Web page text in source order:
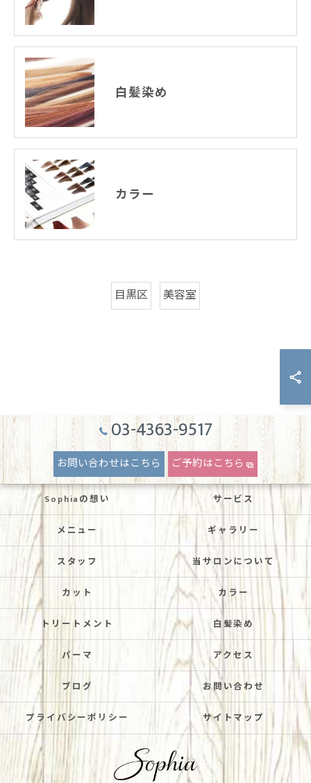
白髪染め
カラー
目黒区 美容室
03-4363-9517
お問い合わせはこちら ご予約はこちら
Sophiaの想い サービス
メニュー ギャラリー
スタッフ 当サロンについて
カット カラー
トリートメント 白髪染め
パーマ アクセス
ブログ お問い合わせ
プライバシーポリシー サイトマップ